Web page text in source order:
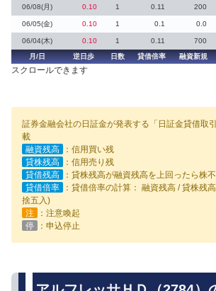
06/08(月) 0.10 1 0.11 200
06/05(金) 0.10 1 0.1 0.0
06/04(木) 0.10 1 0.11 700
月/日
逆日歩 日数 貸借倍率 融資新規
スクロールできます
証券金融会社の日証金が発表する「日証金貸借取
載
融資残高
：信用買い残
貸株残高
：信用売り残
貸借残高
：貸株残高が融資残高を上回ったら株
貸借倍率
：貸借倍率の計算： 融資残高 / 貸株残
捨五入)
注
：注意喚起
停
：申込停止